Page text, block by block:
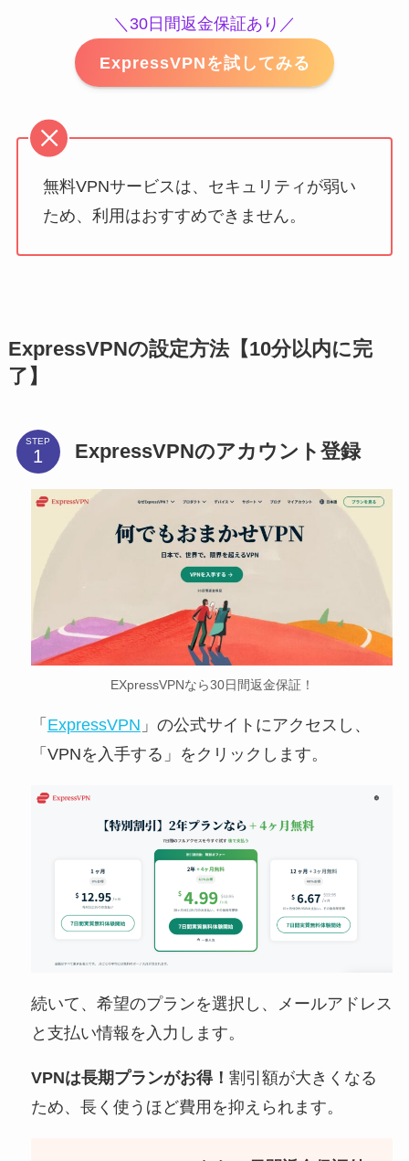
＼30日間返金保証あり／
ExpressVPNを試してみる
無料VPNサービスは、セキュリティが弱い
ため、利用はおすすめできません。
ExpressVPNの設定方法【10分以内に完
了】
STEP ExpressVPNのアカウント登録
EXpressVPNなら30日間返金保証！
「 ExpressVPN 」の公式サイトにアクセスし、
「VPNを入手する」をクリックします。
続いて、希望のプランを選択し、メールアドレス
と支払い情報を入力します。
VPNは長期プランがお得！ 割引額が大きくなる
ため、長く使うほど費用を抑えられます。